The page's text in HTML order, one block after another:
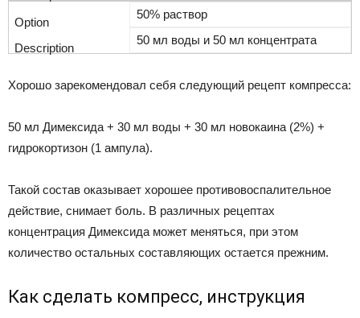
50% раствор
50 мл воды и 50 мл концентрата
Хорошо зарекомендовал себя следующий рецепт компресса:
50 мл Димексида + 30 мл воды + 30 мл новокаина (2%) +
гидрокортизон (1 ампула).
Такой состав оказывает хорошее противовоспалительное
действие, снимает боль. В различных рецептах
концентрация Димексида может меняться, при этом
количество остальных составляющих остается прежним.
Как сделать компресс, инструкция